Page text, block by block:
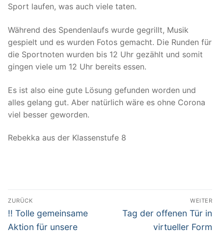
Sport laufen, was auch viele taten.
Während des Spendenlaufs wurde gegrillt, Musik
gespielt und es wurden Fotos gemacht. Die Runden für
die Sportnoten wurden bis 12 Uhr gezählt und somit
gingen viele um 12 Uhr bereits essen.
Es ist also eine gute Lösung gefunden worden und
alles gelang gut. Aber natürlich wäre es ohne Corona
viel besser geworden.
Rebekka aus der Klassenstufe 8
Beitrags-
Navigation
ZURÜCK
Vorheriger
Beitrag:
!! Tolle gemeinsame
Aktion für unsere
WEITER
Nächster
Tag der offenen Tür in
virtueller Form